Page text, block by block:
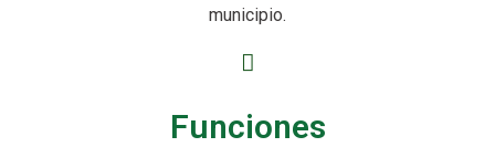
municipio.
Funciones